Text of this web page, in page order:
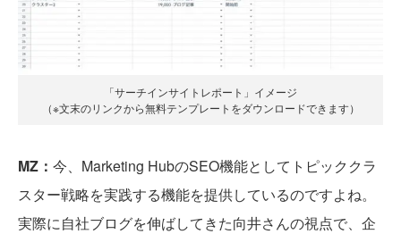
「サーチインサイトレポート」イメージ
（※文末のリンクから無料テンプレートをダウンロードできます）
MZ： 今、Marketing HubのSEO機能としてトピッククラ
スター戦略を実践する機能を提供しているのですよね。
実際に自社ブログを伸ばしてきた向井さんの視点で、企